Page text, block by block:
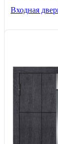
Входная